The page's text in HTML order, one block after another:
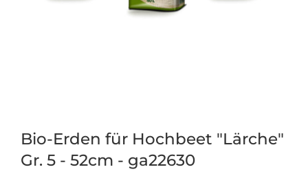
Bio-Erden für Hochbeet "Lärche"
Gr. 5 - 52cm - ga22630